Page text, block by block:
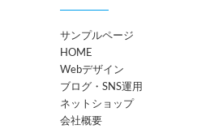
サンプルページ
HOME
Webデザイン
ブログ・SNS運用
ネットショップ
会社概要